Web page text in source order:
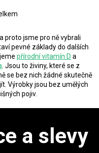
proto jsme pro ně vybrali
pevné základy do dalších
přírodní vitamín D a
. Jsou to živiny, které se z
se bez nich žádné skutečně
Výrobky jsou bez umělých
pojiv.
a slevy